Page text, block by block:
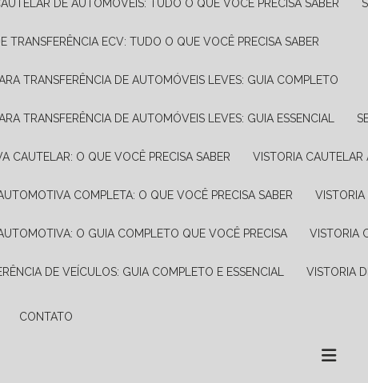
DE AUTOMÓVEIS: TUDO O QUE VOCÊ PRECISA SABER
TRANSFERÊNCIA ECV: TUDO O QUE VOCÊ PRECISA SABER
TRANSFERÊNCIA DE AUTOMÓVEIS LEVES: GUIA COMPLETO
TRANSFERÊNCIA DE AUTOMÓVEIS LEVES: GUIA ESSENCIAL
CAUTELAR: O QUE VOCÊ PRECISA SABER VISTORIA
COMPLETA: O QUE VOCÊ PRECISA SABER
O GUIA COMPLETO QUE VOCÊ PRECISA
DE VEÍCULOS: GUIA COMPLETO E ESSENCIAL VISTORIA
CONTATO